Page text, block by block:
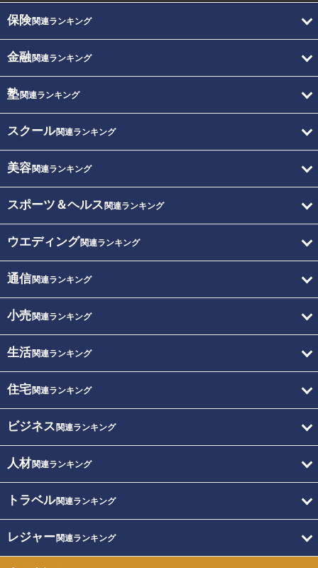
保険関連ランキング
金融関連ランキング
塾関連ランキング
スクール関連ランキング
美容関連ランキング
スポーツ＆ヘルス 関連ランキング
ウエディング関連ランキング
通信関連ランキング
小売関連ランキング
生活関連ランキング
住宅関連ランキング
ビジネス 関連ランキング
人材関連ランキング
トラベル関連ランキング
レジャー関連ランキング